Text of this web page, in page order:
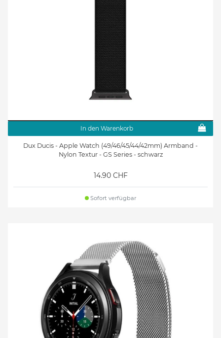
In den Warenkorb
Dux Ducis - Apple Watch (49/46/45/44/42mm) Armband -
Nylon Textur - GS Series - schwarz
14.90 CHF
Sofort verfügbar